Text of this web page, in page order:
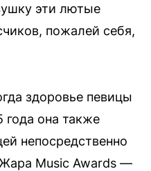
эти лютые
пожалей себя,
здоровье певицы
года она также
непосредственно
Music Awards —